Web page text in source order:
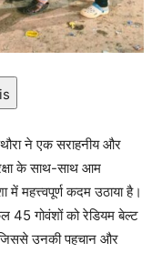
ने एक सराहनीय और
के साथ-साथ आम
में महत्त्वपूर्ण कदम उठाया है।
45 गोवंशों को रेडियम बेल्ट
जिससे उनकी पहचान और